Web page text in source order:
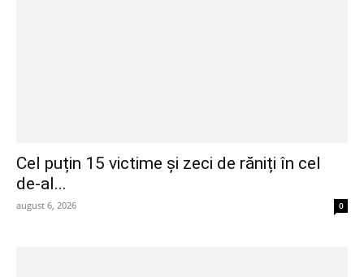
Cel puțin 15 victime și zeci de răniți în cel
de-al...
august 6, 2026 0